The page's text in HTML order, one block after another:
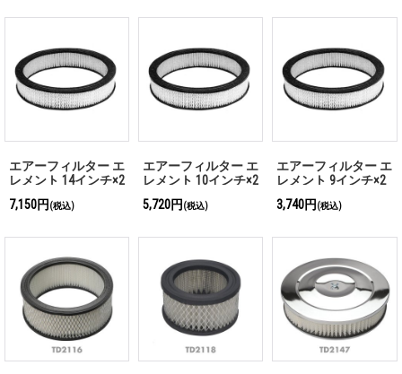
エアーフィルター エ
レメント 14インチ×2
1/8インチ
7,150円 (税込)
エアーフィルター エ
レメント 10インチ×2
1/8インチ
5,720円 (税込)
エアーフィルター エ
レメント 9インチ×2
1/8インチ
3,740円 (税込)